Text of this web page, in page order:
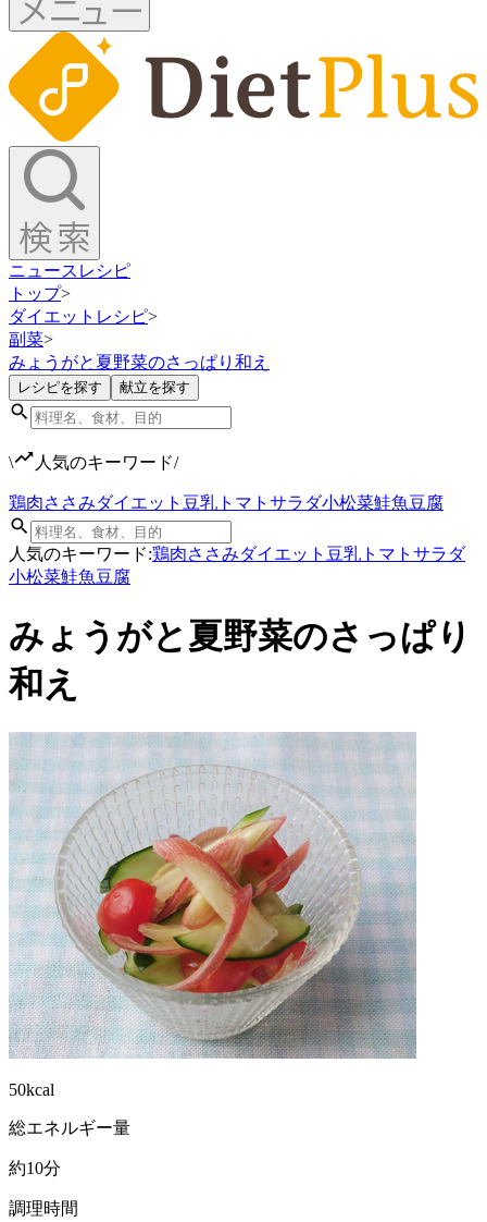
ニュース レシピ
トップ>
ダイエットレシピ>
副菜>
みょうがと夏野菜のさっぱり和え
レシピを探す 献立を探す
\ 人気のキーワード/
鶏肉ささみダイエット 豆乳 トマト サラダ小松菜鮭魚豆腐
人気のキーワード:鶏肉ささみダイエット 豆乳 トマト サラダ
小松菜鮭魚豆腐
みょうがと夏野菜のさっぱり
和え
50kcal
総エネルギー量
約10分
調理時間